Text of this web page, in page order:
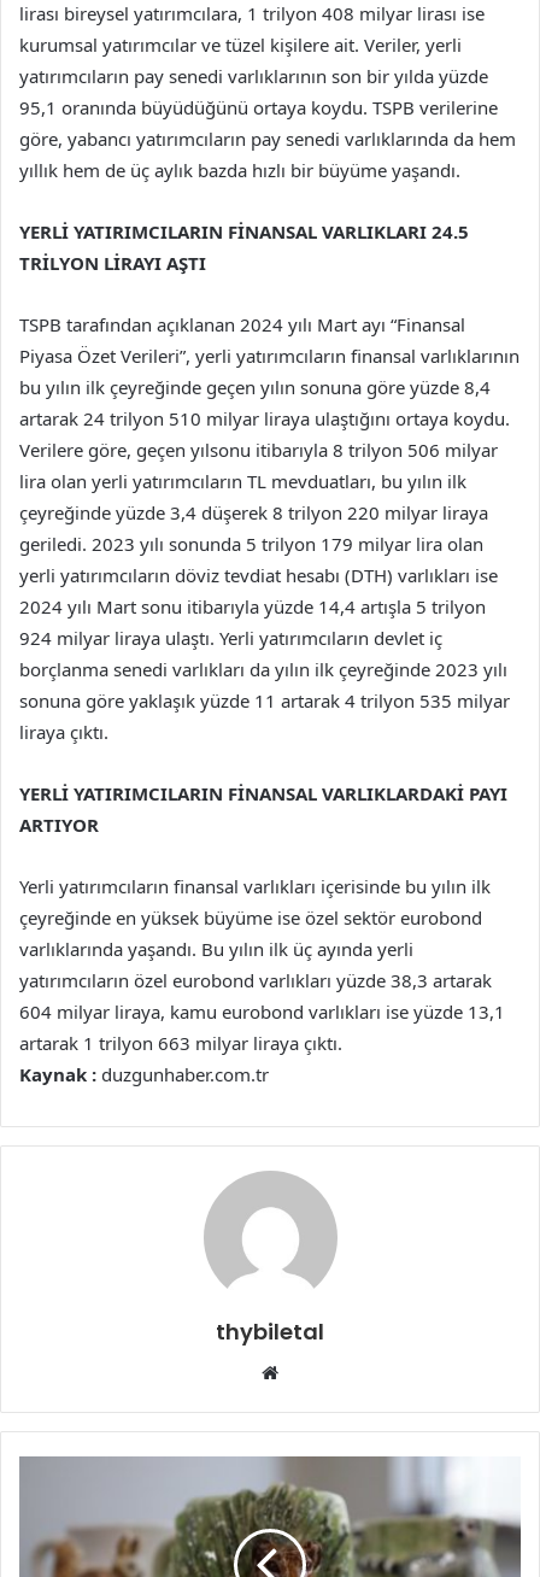
lirası bireysel yatırımcılara, 1 trilyon 408 milyar lirası ise
kurumsal yatırımcılar ve tüzel kişilere ait. Veriler, yerli
yatırımcıların pay senedi varlıklarının son bir yılda yüzde
95,1 oranında büyüdüğünü ortaya koydu. TSPB verilerine
göre, yabancı yatırımcıların pay senedi varlıklarında da hem
yıllık hem de üç aylık bazda hızlı bir büyüme yaşandı.
YERLİ YATIRIMCILARIN FİNANSAL VARLIKLARI 24.5
TRİLYON LİRAYI AŞTI
TSPB tarafından açıklanan 2024 yılı Mart ayı “Finansal
Piyasa Özet Verileri”, yerli yatırımcıların finansal varlıklarının
bu yılın ilk çeyreğinde geçen yılın sonuna göre yüzde 8,4
artarak 24 trilyon 510 milyar liraya ulaştığını ortaya koydu.
Verilere göre, geçen yılsonu itibarıyla 8 trilyon 506 milyar
lira olan yerli yatırımcıların TL mevduatları, bu yılın ilk
çeyreğinde yüzde 3,4 düşerek 8 trilyon 220 milyar liraya
geriledi. 2023 yılı sonunda 5 trilyon 179 milyar lira olan
yerli yatırımcıların döviz tevdiat hesabı (DTH) varlıkları ise
2024 yılı Mart sonu itibarıyla yüzde 14,4 artışla 5 trilyon
924 milyar liraya ulaştı. Yerli yatırımcıların devlet iç
borçlanma senedi varlıkları da yılın ilk çeyreğinde 2023 yılı
sonuna göre yaklaşık yüzde 11 artarak 4 trilyon 535 milyar
liraya çıktı.
YERLİ YATIRIMCILARIN FİNANSAL VARLIKLARDAKİ PAYI
ARTIYOR
Yerli yatırımcıların finansal varlıkları içerisinde bu yılın ilk
çeyreğinde en yüksek büyüme ise özel sektör eurobond
varlıklarında yaşandı. Bu yılın ilk üç ayında yerli
yatırımcıların özel eurobond varlıkları yüzde 38,3 artarak
604 milyar liraya, kamu eurobond varlıkları ise yüzde 13,1
artarak 1 trilyon 663 milyar liraya çıktı.
Kaynak : duzgunhaber.com.tr
thybiletal
Web